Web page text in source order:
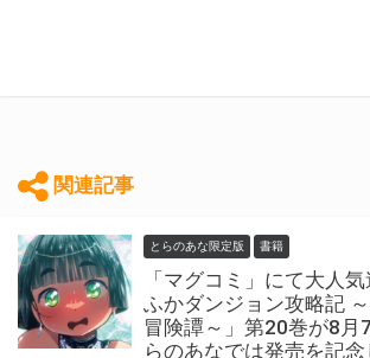
関連記事
とらのあな限定版 書籍
「マグコミ」にて大人
ふかダンジョン攻略記
冒険譚～」第20巻が8月
らのあなでは発売を記念